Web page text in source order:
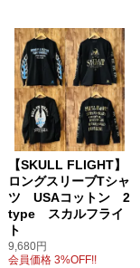
【SKULL FLIGHT】
ロングスリーブTシャ
ツ USAコットン 2
type スカルフライ
ト
9,680円
会員価格 3%OFF!!